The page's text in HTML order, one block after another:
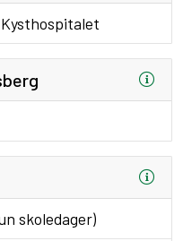
skoledager)